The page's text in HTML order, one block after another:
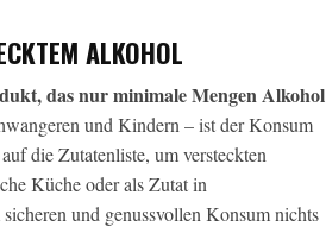
ALKOHOL
das nur minimale Mengen Alkohol
und Kindern – ist der Konsum
die Zutatenliste, um versteckten
Küche oder als Zutat in
und genussvollen Konsum nichts